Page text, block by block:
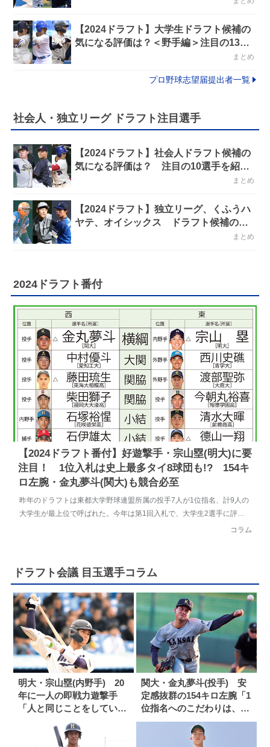
【2024ドラフト】大学生ドラフト候補の
気になる評価は？＜野手編＞注目の13選
まとめ
プロ野球志望届提出者一覧
社会人・独立リーグ ドラフト注目選手
【2024ドラフト】社会人ドラフト候補の
気になる評価は？ 注目の10選手を紹
まとめ
【2024ドラフト】独立リーグ、くふうハ
ヤテ、オイシックス ドラフト候補の気
になる評価は？ 注目の8選手を紹介！まとめ
2024ドラフト番付
【2024ドラフト番付】好遊撃手・宗山塁(明大)に要
注目！ 1位入札は史上最多タイ8球団も!? 154キ
ロ左腕・金丸夢斗(関大)も競合必至
昨年のドラフトは東都大学野球連盟所属の投手7人が1位指名、計9人の
大学生が最上位で呼ばれた。今年は第1回入札で、大学生2選手に評価
コラム
ドラフト会議 目玉選手コラム
明大・宗山塁(内野手) 20
年に一人の即戦力遊撃手
「人と同じことをしていて
も、違いを出せる選手には
なれない」
関大・金丸夢斗(投手) 安
定感抜群の154キロ左腕「1
位指名へのこだわりは、も
ちろんあります」